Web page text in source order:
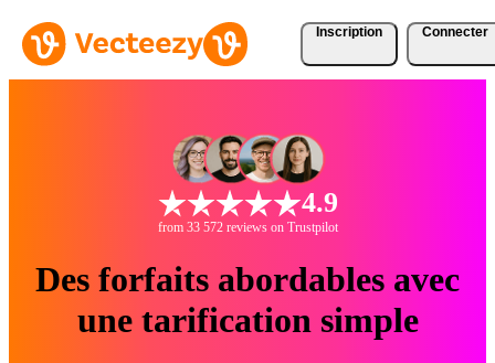
Inscription Connecter
4.9
from 33 572 reviews on Trustpilot
Des forfaits abordables avec
une tarification simple